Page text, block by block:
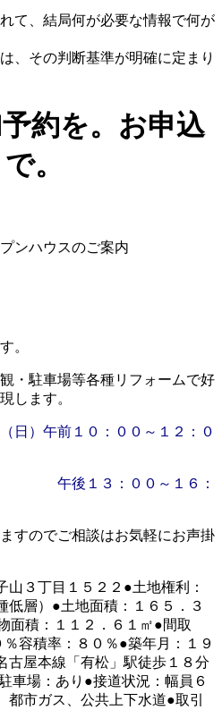
て、結局何が必要な情報で何が
、その判断基準が明確に定まり
約を。お申込
。
ンハウスのご案内
。
・駐車場等各種リフォームで好
します。
日）午前１０：００～１２：０
０～１６：
すのでご相談はお気軽にお声掛
３丁目１５２２●土地権利：
低層）●土地面積：１６５．３
面積：１１２．６１㎡●間取
容積率：８０％●築年月：１９
古屋本線「有松」駅徒歩１８分
車場：あり●接道状況：幅員６
市ガス、公共上下水道●取引